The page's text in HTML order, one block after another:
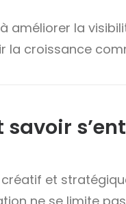
améliorer la
la croissance
savoir
et